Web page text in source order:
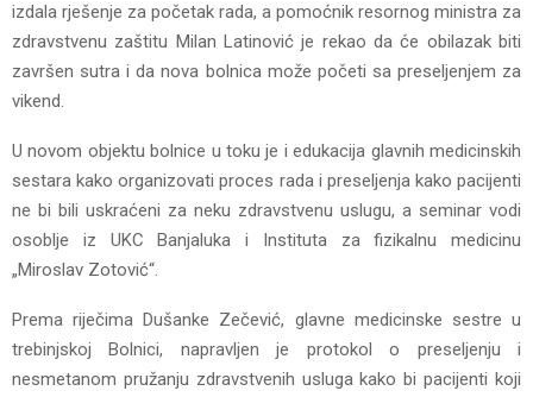
izdala rješenje za početak rada, a pomoćnik resornog ministra za
zdravstvenu zaštitu Milan Latinović je rekao da će obilazak biti
završen sutra i da nova bolnica može početi sa preseljenjem za
vikend.
U novom objektu bolnice u toku je i edukacija glavnih medicinskih
sestara kako organizovati proces rada i preseljenja kako pacijenti
ne bi bili uskraćeni za neku zdravstvenu uslugu, a seminar vodi
osoblje iz UKC Banjaluka i Instituta za fizikalnu medicinu
„Miroslav Zotović“.
Prema riječima Dušanke Zečević, glavne medicinske sestre u
trebinjskoj Bolnici, napravljen je protokol o preseljenju i
nesmetanom pružanju zdravstvenih usluga kako bi pacijenti koji